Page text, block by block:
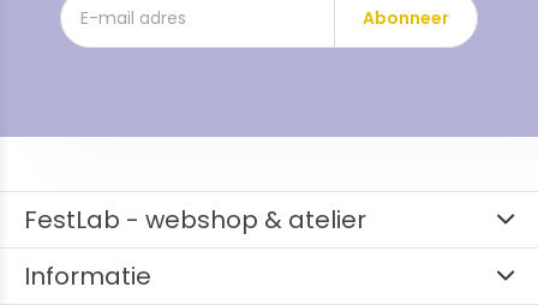
Abonneer
FestLab - webshop & atelier
Informatie